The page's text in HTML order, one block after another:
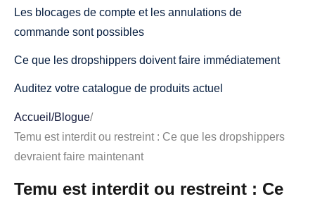
Les blocages de compte et les annulations de
commande sont possibles
Ce que les dropshippers doivent faire immédiatement
Auditez votre catalogue de produits actuel
Cessez de développer les produits dépendants de Temu
Trouver rapidement des fournisseurs de secours
produits ?
Accueil /Blogue/
Temu est interdit ou restreint : Ce que les dropshippers
devraient faire maintenant
Temu est interdit ou restreint : Ce